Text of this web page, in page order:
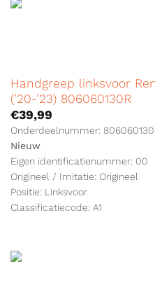
Handgreep linksvoor
(’20-’23) 806060130R
€39,99
Onderdeelnummer:
Nieuw
Eigen identificatienummer: 00
Origineel / Imitatie: Origineel
Positie: Linksvoor
Classificatiecode: A1